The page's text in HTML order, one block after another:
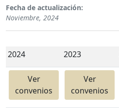
Fecha de actualización:
Noviembre, 2024
2024 2023
Ver
convenios
Ver
convenios